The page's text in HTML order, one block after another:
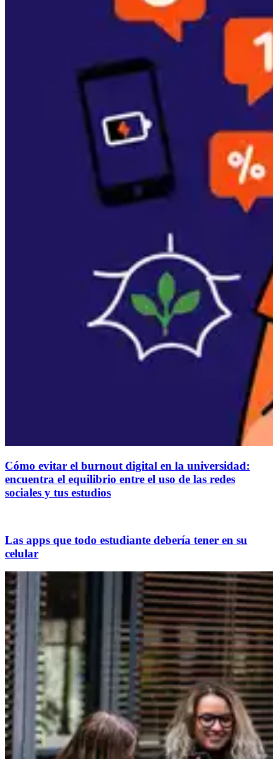
Cómo evitar el burnout digital en la universidad:
encuentra el equilibrio entre el uso de las redes
sociales y tus estudios
Las apps que todo estudiante debería tener en su
celular